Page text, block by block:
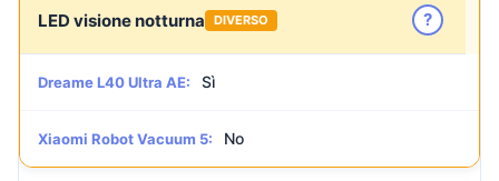
LED visione notturna DIVERSO ?
Dreame L40 Ultra AE: Sì
Xiaomi Robot Vacuum 5: No